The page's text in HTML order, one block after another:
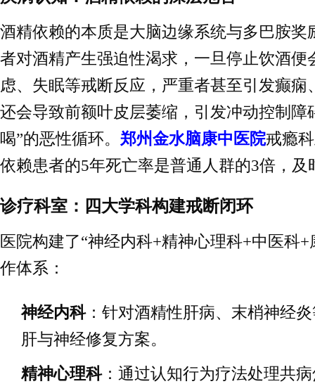
酒精依赖的本质是大脑边缘系统与多巴胺奖
者对酒精产生强迫性渴求，一旦停止饮酒便
虑、失眠等戒断反应，严重者甚至引发癫痫
还会导致前额叶皮层萎缩，引发冲动控制障
喝”的恶性循环。 郑州金水脑康中医院戒瘾
依赖患者的5年死亡率是普通人群的3倍，及
诊疗科室：四大学科构建戒断闭环
医院构建了“神经内科+精神心理科+中医科
作体系：
神经内科：针对酒精性肝病、末梢神经
肝与神经修复方案。
精神心理科：通过认知行为疗法处理共